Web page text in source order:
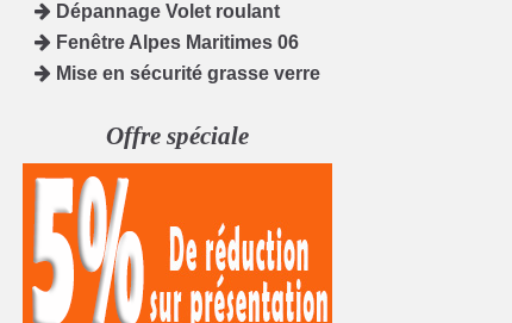
Dépannage Volet roulant
Fenêtre Alpes Maritimes 06
Mise en sécurité grasse verre
Offre spéciale